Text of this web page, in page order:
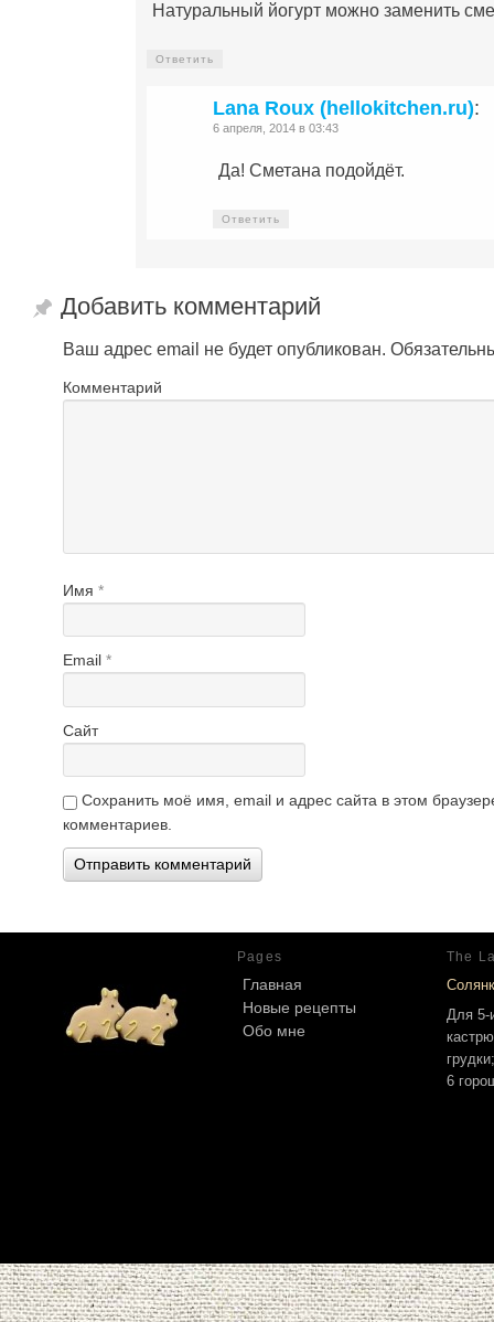
Натуральный йогурт можно заменить
Ответить
Lana Roux (hellokitchen.ru):
6 апреля, 2014 в 03:43
Да! Сметана подойдёт.
Ответить
Добавить комментарий
Ваш адрес email не будет опубликован.
Комментарий
Имя *
Email *
Сайт
Сохранить моё имя, email и адрес сайта в этом
комментариев.
Pages
Главная
Новые рецепты
Обо мне
The
Для 5-
6